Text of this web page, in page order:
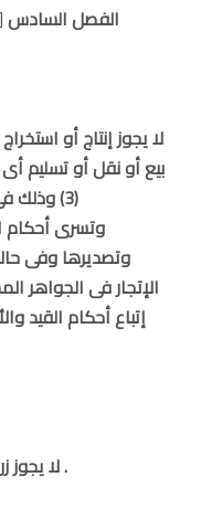
الفصل السادس
لا يجوز إنتاج أو
بيع أو نقل أو تسليم
(3) وذلك فى غير الأحوال المصرح بها قانوناً (1)
وتسرى أحكام
وتصديرها وفى
الإتجار فى الجواهر
إتباع أحكام القيد
لا يجوز زراعة النباتات المبينة بالجدول رقم (5) .